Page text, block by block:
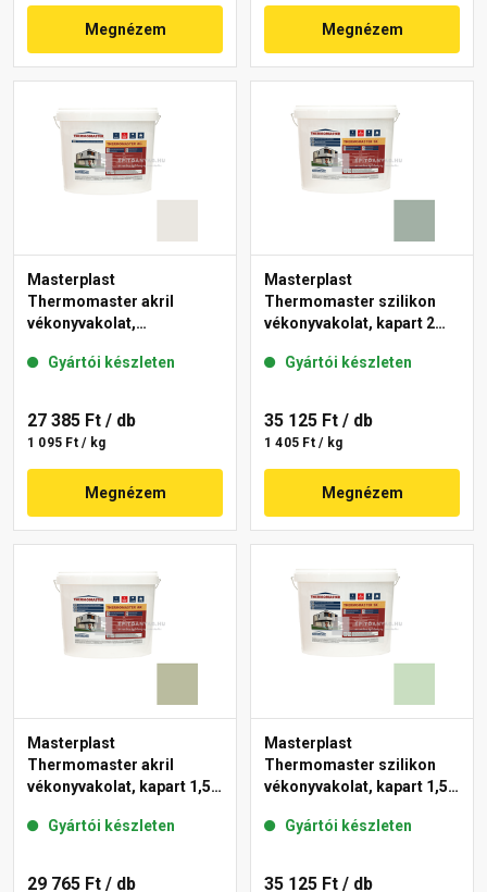
Megnézem Megnézem
Masterplast
Thermomaster akril
vékonyvakolat,
45-F 25 kg
Gyártói készleten
27 385 Ft / db
1 095 Ft / kg
Megnézem
Masterplast
Thermomaster szilikon
vékonyvakolat, kapart 2
Gyártói készleten
35 125 Ft / db
1 405 Ft / kg
Megnézem
Masterplast
Thermomaster akril
vékonyvakolat, kapart 1,5
Gyártói készleten
29 765 Ft / db
Masterplast
Thermomaster szilikon
vékonyvakolat, kapart 1,5
Gyártói készleten
35 125 Ft / db